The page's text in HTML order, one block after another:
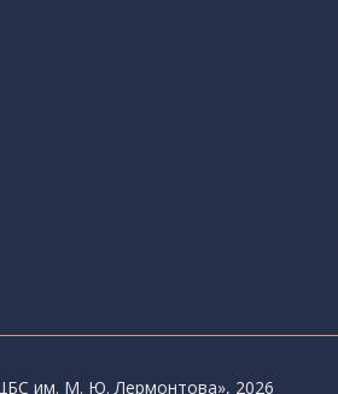
им. М. Ю. Лермонтова», 2026